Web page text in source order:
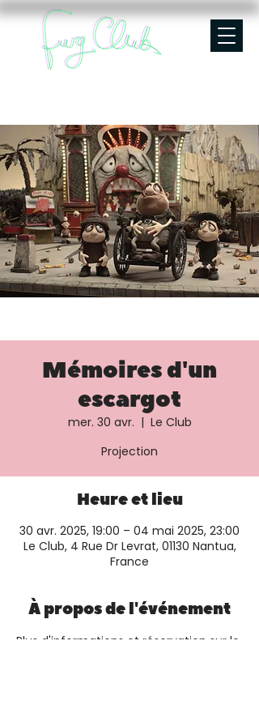
Mémoires d'un
escargot
mer. 30 avr.
  |
Le Club
Projection
Heure et lieu
30 avr. 2025, 19:00 – 04 mai 2025, 23:00
Le Club, 4 Rue Dr Levrat, 01130 Nantua,
France
À propos de l'événement
Plus d'informations et réservation sur le